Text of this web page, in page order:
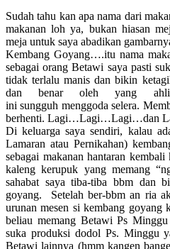
Sudah tahu kan apa nama dari
makanan loh ya, bukan hiasan
meja untuk saya abadikan
Kembang Goyang….itu nama
sebagai orang Betawi saya pasti
tidak terlalu manis dan bikin
dan benar oleh yang ahli
ini sungguh menggoda selera.
berhenti. Lagi…Lagi…Lagi…dan
Di keluarga saya sendiri, kalau
Lamaran atau Pernikahan)
sebagai makanan hantaran
kaleng kerupuk yang memang
sahabat saya tiba-tiba bbm dan
goyang. Setelah ber-bbm an ria
urunan mesen si kembang
beliau memang Betawi Ps
suka produksi dodol Ps. Minggu
Betawi lainnya (hmm kangen